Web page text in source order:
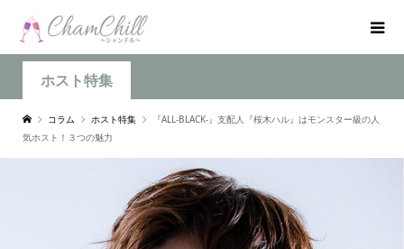
ホスト特集
コラム ホスト特集
『ALL-BLACK-』支配人『桜木ハル』はモンスター級の人
気ホスト！３つの魅力